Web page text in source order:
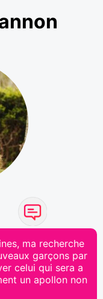
ma recherche
garçons par
celui qui sera a
un apollon non